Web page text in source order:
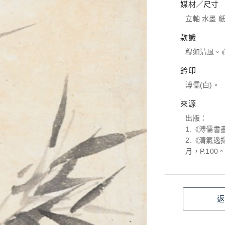
媒材／尺寸
立軸 水墨
款識
穆如清風。
鈐印
溥儒(白)。
來源
出版：
1.《溥儒書
2.《清氣逸
月，P.100。